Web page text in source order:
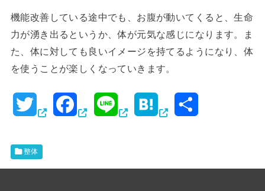
機能改善している途中でも、お腹が動いてくると、生命
力が湧き出るというか、体が元気な感じになります。ま
た、体に対しても良いイメージを持てるようになり、体
を使うことが楽しくなっていきます。
i
整体